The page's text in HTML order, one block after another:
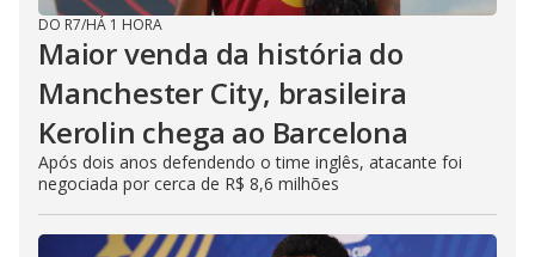
DO R7/HÁ 1 HORA
Maior venda da história do
Manchester City, brasileira
Kerolin chega ao Barcelona
Após dois anos defendendo o time inglês, atacante foi
negociada por cerca de R$ 8,6 milhões